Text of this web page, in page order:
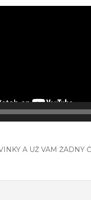
A UŽ VÁM ŽÁDNÝ